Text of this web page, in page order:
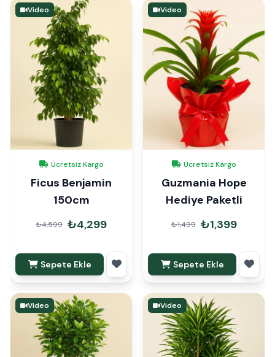
Video
Ücretsiz Kargo
Ficus Benjamin
150cm
₺4,599 ₺4,299
Sepete Ekle
Video
Ücretsiz Kargo
Guzmania Hope
Hediye Paketli
₺1,499 ₺1,399
Sepete Ekle
Video Video